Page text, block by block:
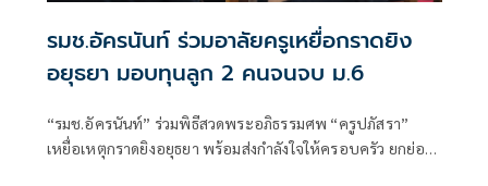
รมช.อัครนันท์ ร่วมอาลัยครูเหยื่อกราดยิง
อยุธยา มอบทุนลูก 2 คนจนจบ ม.6
“รมช.อัครนันท์” ร่วมพิธีสวดพระอภิธรรมศพ “ครูปภัสรา”
เหยื่อเหตุกราดยิงอยุธยา พร้อมส่งกำลังใจให้ครอบครัว ยกย่อง